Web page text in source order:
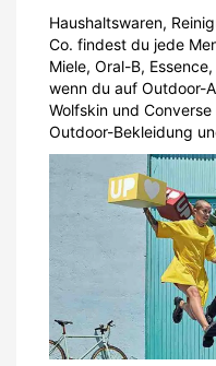
Haushaltswaren,
Co. findest du jede
Miele, Oral-B,
wenn du auf Outdoor-
Wolfskin und
Outdoor-Bekleidung